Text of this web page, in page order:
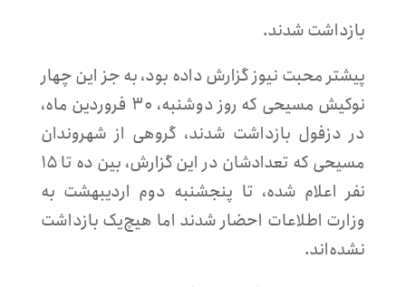
بازداشت شدند.
پیشتر محبت نیوز گزارش داده بود، به جز این چهار
نوکیش مسیحی که روز دوشنبه، ۳۰ فروردین ماه،
در دزفول بازداشت شدند، گروهی از شهروندان
مسیحی که تعدادشان در این گزارش، بین ده تا ۱۵
نفر اعلام شده، تا پنجشنبه دوم اردیبهشت به
وزارت اطلاعات احضار شدند اما هیچ‌یک بازداشت
نشده‌اند.